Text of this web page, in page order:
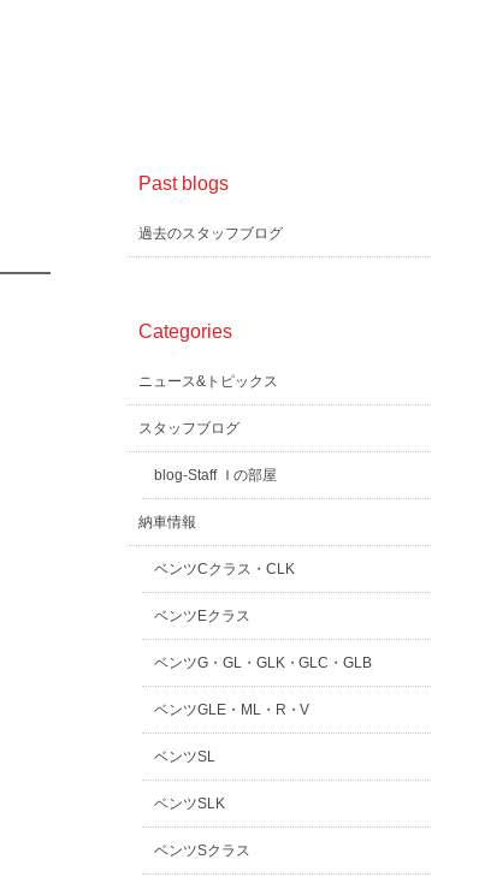
Past blogs
過去のスタッフブログ
Categories
ニュース&トピックス
スタッフブログ
blog-Staff Ｉの部屋
納車情報
ベンツCクラス・CLK
ベンツEクラス
ベンツG・GL・GLK・GLC・GLB
ベンツGLE・ML・R・V
ベンツSL
ベンツSLK
ベンツSクラス